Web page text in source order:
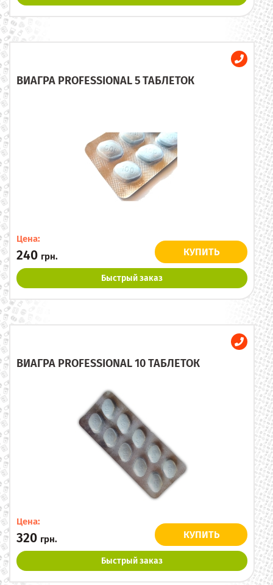
ВИАГРА PROFESSIONAL 5 ТАБЛЕТОК
Цена:
240 грн. КУПИТЬ
Быстрый заказ
ВИАГРА PROFESSIONAL 10 ТАБЛЕТОК
Цена:
320 грн. КУПИТЬ
Быстрый заказ